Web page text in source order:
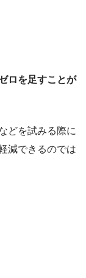
ゼロを足すことが
どを試みる際に
減できるのでは